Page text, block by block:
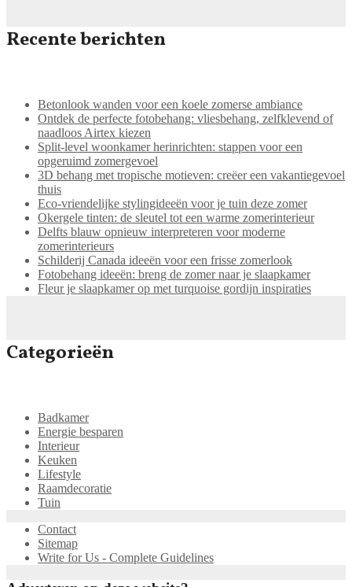
Recente berichten
Betonlook wanden voor een koele zomerse ambiance
Ontdek de perfecte fotobehang: vliesbehang, zelfklevend of
naadloos Airtex kiezen
Split-level woonkamer herinrichten: stappen voor een
opgeruimd zomergevoel
3D behang met tropische motieven: creëer een vakantiegevoel
thuis
Eco-vriendelijke stylingideeën voor je tuin deze zomer
Okergele tinten: de sleutel tot een warme zomerinterieur
Delfts blauw opnieuw interpreteren voor moderne
zomerinterieurs
Schilderij Canada ideeën voor een frisse zomerlook
Fotobehang ideeën: breng de zomer naar je slaapkamer
Fleur je slaapkamer op met turquoise gordijn inspiraties
Categorieën
Badkamer
Energie besparen
Interieur
Keuken
Lifestyle
Raamdecoratie
Tuin
Contact
Sitemap
Write for Us - Complete Guidelines